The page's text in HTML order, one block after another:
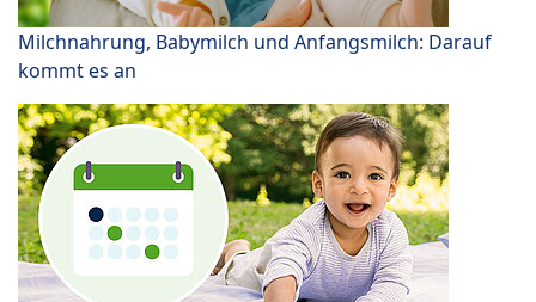
Milchnahrung, Babymilch und Anfangsmilch: Darauf
kommt es an